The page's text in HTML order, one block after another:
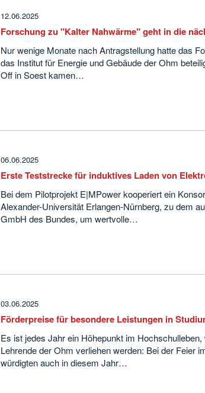
12.06.2025
Forschung zu "Kalter Nahwärme" geht in die
Nur wenige Monate nach Antragstellung hatte das
das Institut für Energie und Gebäude der Ohm
Off in Soest kamen…
06.06.2025
Erste Teststrecke für induktives Laden von
Bei dem Pilotprojekt E|MPower kooperiert ein
Alexander-Universität Erlangen-Nürnberg, zu dem
GmbH des Bundes, um wertvolle…
03.06.2025
Förderpreise für besondere Leistungen in
Es ist jedes Jahr ein Höhepunkt im
Lehrende der Ohm verliehen werden: Bei der Feier
würdigten auch in diesem Jahr…